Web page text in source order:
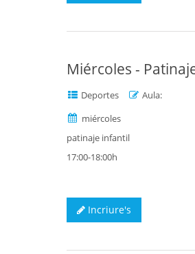
Miércoles -
Deportes
Aula:
miércoles
patinaje infantil
17:00-18:00h
Incriure's